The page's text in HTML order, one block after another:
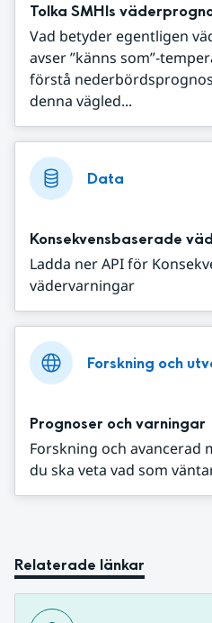
Tolka SMHIs
Vad betyder egentligen
avser ”känns som”-
förstå
denna vägled...
Data
Konsekvensbaserade
Ladda ner API för
vädervarningar
Forskning och
Prognoser och varningar
Forskning och
du ska veta vad som
Relaterade länkar